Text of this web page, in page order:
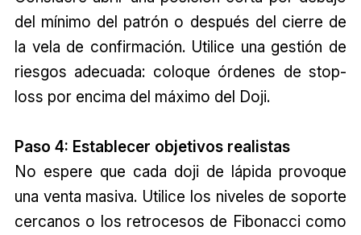
del mínimo del patrón o después del cierre de
la vela de confirmación. Utilice una gestión de
riesgos adecuada: coloque órdenes de stop-
loss por encima del máximo del Doji.
Paso 4: Establecer objetivos realistas
No espere que cada doji de lápida provoque
una venta masiva. Utilice los niveles de soporte
cercanos o los retrocesos de Fibonacci como